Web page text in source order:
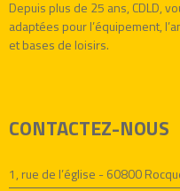
Depuis plus de 25 ans, CDLD,
adaptées pour l’équipement,
et bases de loisirs.
CONTACTEZ-NOUS
1, rue de l’église - 60800